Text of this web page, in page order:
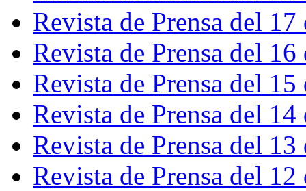
Revista de Prensa del
Revista de Prensa del
Revista de Prensa del
Revista de Prensa del
Revista de Prensa del
Revista de Prensa del